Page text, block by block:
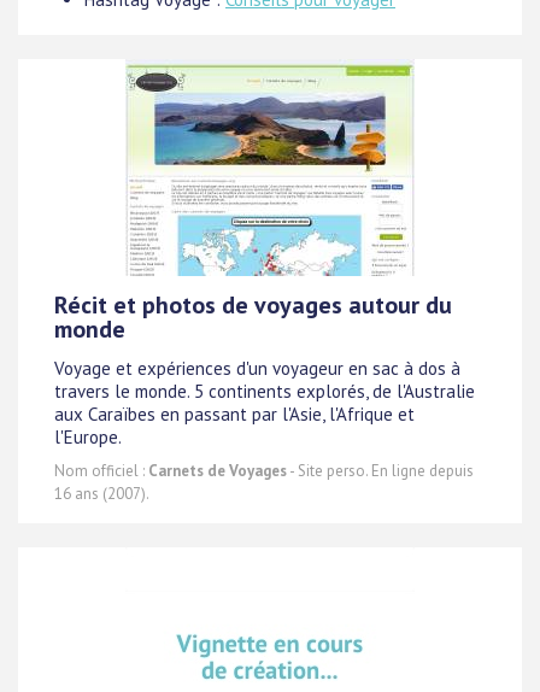
Récit et photos de voyages autour du
monde
Voyage et expériences d'un voyageur en sac à dos à
travers le monde. 5 continents explorés, de l'Australie
aux Caraïbes en passant par l'Asie, l'Afrique et
l'Europe.
Nom officiel : Carnets de Voyages- Site perso. En ligne depuis
16 ans (2007).